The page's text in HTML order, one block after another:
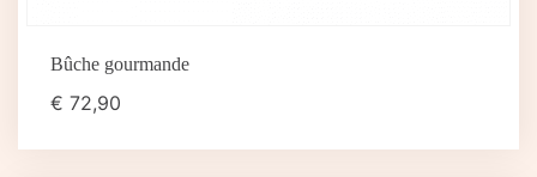
Bûche gourmande
€ 72,90